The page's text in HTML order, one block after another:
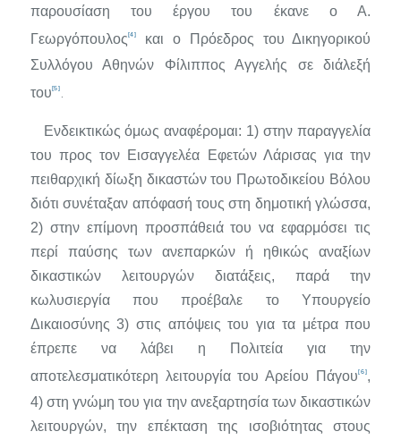
παρουσίαση του έργου του έκανε ο Α.
Γεωργόπουλος [4]
και ο Πρόεδρος του Δικηγορικού
Συλλόγου Αθηνών Φίλιππος Αγγελής σε διάλεξή
του [5]
.
Ενδεικτικώς όμως αναφέρομαι: 1) στην παραγγελία
του προς τον Εισαγγελέα Εφετών Λάρισας για την
πειθαρχική δίωξη δικαστών του Πρωτοδικείου Βόλου
διότι συνέταξαν απόφασή τους στη δημοτική γλώσσα,
2) στην επίμονη προσπάθειά του να εφαρμόσει τις
περί παύ­σης των ανεπαρκών ή ηθικώς αναξίων
δικαστικών λειτουργών διατάξεις, παρά την
κωλυσιεργία που προέβαλε το Υπουργείο
Δικαιοσύνης 3) στις απόψεις του για τα μέτρα που
έπρεπε να λάβει η Πολιτεία για την
αποτελεσματικότερη λειτουργία του Αρείου Πάγου[6],
4) στη γνώμη του για την ανεξαρτησία των δικαστικών
λειτουργών, την επέκταση της ισοβιότητας στους